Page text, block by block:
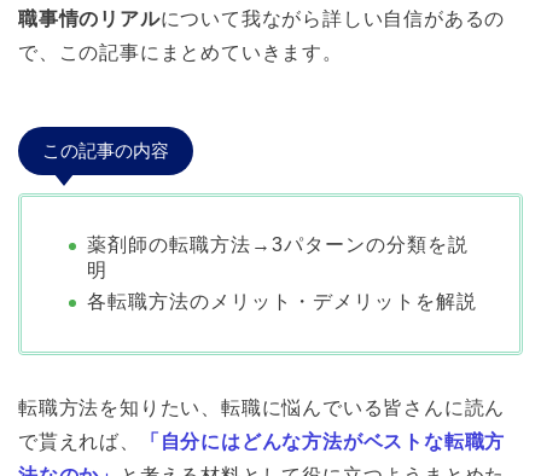
職事情のリアルについて我ながら詳しい自信があるの
で、この記事にまとめていきます。
この記事の内容
薬剤師の転職方法→3パターンの分類を説
明
各転職方法のメリット・デメリットを解説
転職方法を知りたい、転職に悩んでいる皆さんに読ん
で貰えれば、
「自分にはどんな方法がベストな転職方